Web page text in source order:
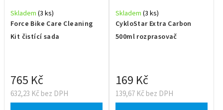
Force Bike Care Cleaning
Kit čistící sada
Skladem (3 ks)
632,23 Kč bez DPH
765 Kč
CykloStar Extra Carbon
500ml rozprasovač
Skladem (3 ks)
139,67 Kč bez DPH
169 Kč